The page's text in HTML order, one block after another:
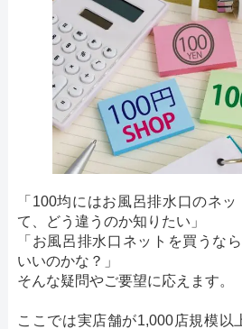
「100均にはお風呂排水口のネ
て、どう違うのか知りたい」
「お風呂排水口ネットを買うな
いいのかな？」
そんな疑問やご要望に応えます。
ここでは実店舗が1,000店規模以